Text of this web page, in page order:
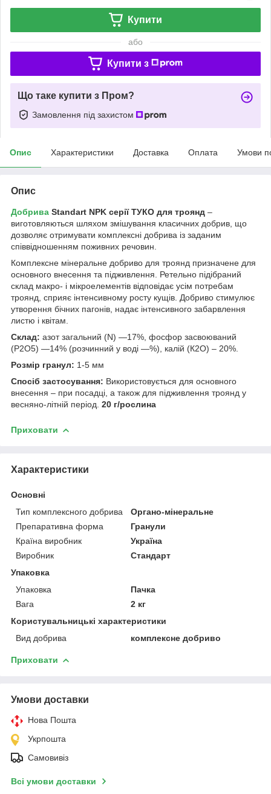
Купити
або
Купити з
Що таке купити з Пром?
Замовлення під захистом
Опис Характеристики Доставка Оплата Умови
Опис
Добрива Standart NPK серії ТУКО для троянд –
виготовляються шляхом змішування класичних добрив, що
дозволяє отримувати комплексні добрива із заданим
співвідношенням поживних речовин.
Комплексне мінеральне добриво для троянд призначене для
основного внесення та підживлення. Ретельно підібраний
склад макро- і мікроелементів відповідає усім потребам
троянд, сприяє інтенсивному росту кущів. Добриво стимулює
утворення бічних пагонів, надає інтенсивного забарвлення
листю і квітам.
Cклад: азот загальний (N) —17%, фосфор засвоюваний
(Р2О5) —14% (розчинний у воді —%), калій (К2О) – 20%.
Розмір гранул: 1-5 мм
Спосіб застосування: Використовується для основного
внесення – при посадці, а також для підживлення троянд у
весняно-літній період. 20 г/рослина
Приховати
Характеристики
Основні
Тип комплексного добрива
Органо-мінеральне
Препаративна форма
Гранули
Країна виробник
Україна
Виробник
Стандарт
Упаковка
Упаковка
Пачка
Вага
2 кг
Користувальницькі характеристики
Вид добрива
комплексне добриво
Приховати
Умови доставки
Нова Пошта
Укрпошта
Самовивіз
Всі умови доставки